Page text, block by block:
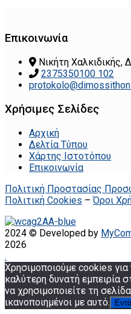
Επικοινωνία
Νικήτη Χαλκιδικής,
2375350100 102
Χρήσιμες Σελίδες
Αρχική
Δελτία Τύπου
Χάρτης Ιστοτόπου
Επικοινωνία
Πολιτική Προστασίας
Πολιτική Cookies –Όροι
2024 © Developed by
2026
.
Χρησιμοποιούμε cookies
καλύτερη δυνατή εμπειρία
να χρησιμοποιείτε τη
ικανοποιημένοι με αυτό.